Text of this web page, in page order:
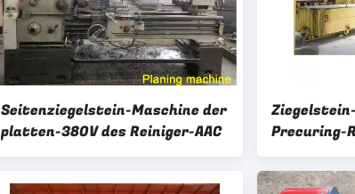
Seitenziegelstein-Maschine der
platten-380V des Reiniger-AAC
Precuring-